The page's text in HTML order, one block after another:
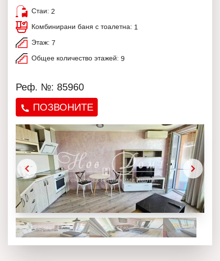
Стаи: 2
Комбинирани баня с тоалетна: 1
Этаж: 7
Общее количество этажей: 9
Реф. №: 85960
ПОЗВОНИТЕ